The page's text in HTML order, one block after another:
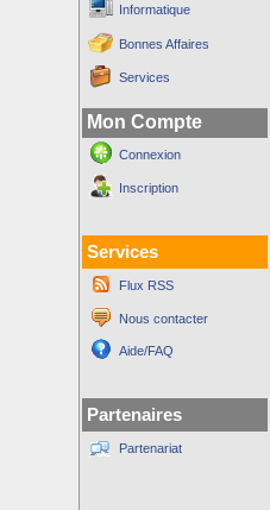
Informatique
Bonnes Affaires
Services
Mon Compte
Connexion
Inscription
Services
Flux RSS
Nous contacter
Aide/FAQ
Partenaires
Partenariat